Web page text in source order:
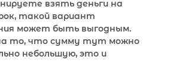
взять деньги на
такой вариант
может быть выгодным.
то, что сумму тут можно
небольшую, это и